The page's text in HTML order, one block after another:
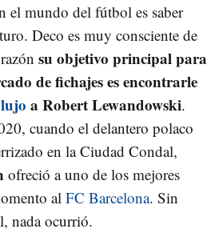
el mundo del fútbol es saber
Deco es muy consciente de
su objetivo principal para
de fichajes es encontrarle
a Robert Lewandowski.
cuando el delantero polaco
en la Ciudad Condal,
ofreció a uno de los mejores
al FC Barcelona. Sin
nada ocurrió.